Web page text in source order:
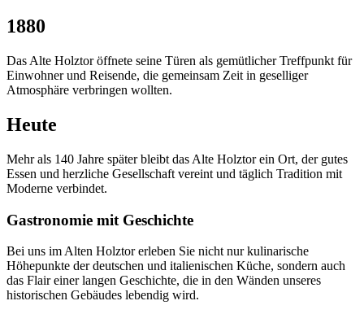
1880
Das Alte Holztor öffnete seine Türen als gemütlicher Treffpunkt für
Einwohner und Reisende, die gemeinsam Zeit in geselliger
Atmosphäre verbringen wollten.
Heute
Mehr als 140 Jahre später bleibt das Alte Holztor ein Ort, der gutes
Essen und herzliche Gesellschaft vereint und täglich Tradition mit
Moderne verbindet.
Gastronomie mit Geschichte
Bei uns im Alten Holztor erleben Sie nicht nur kulinarische
Höhepunkte der deutschen und italienischen Küche, sondern auch
das Flair einer langen Geschichte, die in den Wänden unseres
historischen Gebäudes lebendig wird.